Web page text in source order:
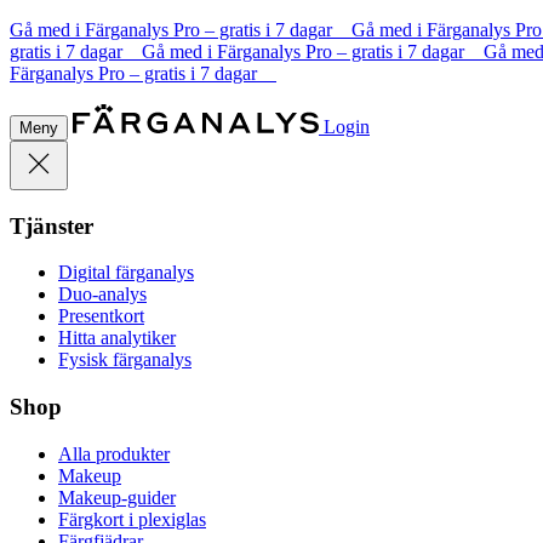
Gå med i Färganalys Pro – gratis i 7 dagar Gå med i Färganalys
gratis i 7 dagar Gå med i Färganalys Pro – gratis i 7 dagar Gå
Färganalys Pro – gratis i 7 dagar
Meny Login
Tjänster
Digital färganalys
Duo-analys
Presentkort
Hitta analytiker
Fysisk färganalys
Shop
Alla produkter
Makeup
Makeup-guider
Färgkort i plexiglas